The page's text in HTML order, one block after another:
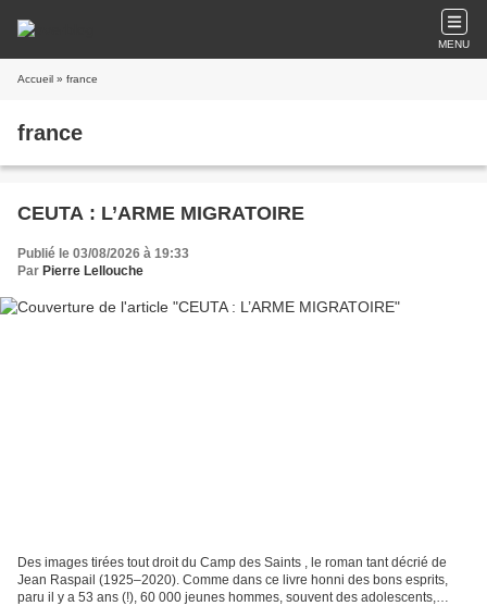
MENU
Accueil » france
france
CEUTA : L’ARME MIGRATOIRE
Publié le 03/08/2026 à 19:33
Par Pierre Lellouche
Des images tirées tout droit du Camp des Saints , le roman tant décrié de
Jean Raspail (1925–2020). Comme dans ce livre honni des bons esprits,
paru il y a 53 ans (!), 60 000 jeunes hommes, souvent des adolescents,